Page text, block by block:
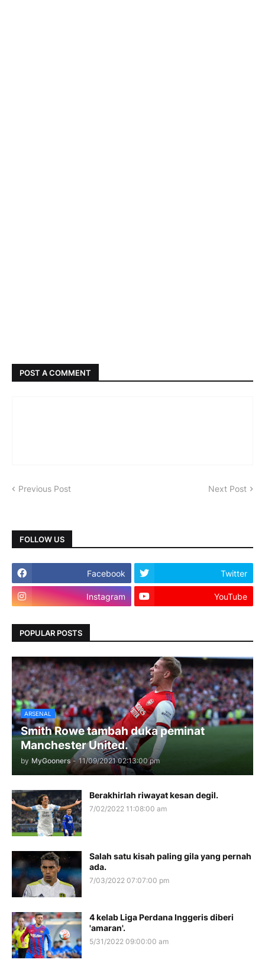
POST A COMMENT
Previous Post Next Post
FOLLOW US
Facebook Twitter
Instagram YouTube
POPULAR POSTS
ARSENAL
Smith Rowe tambah duka peminat
Manchester United.
by MyGooners - 11/09/2021 02:13:00 pm
Berakhirlah riwayat kesan degil.
7/02/2022 11:08:00 am
Salah satu kisah paling gila yang pernah
ada.
7/03/2022 07:07:00 pm
4 kelab Liga Perdana Inggeris diberi
'amaran'.
5/31/2022 09:00:00 am